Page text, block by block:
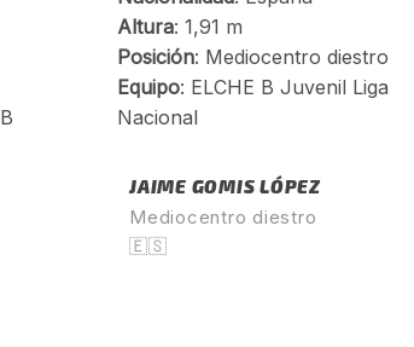
JAIME GOMIS LÓPEZ
Mediocentro diestro
🇪🇸